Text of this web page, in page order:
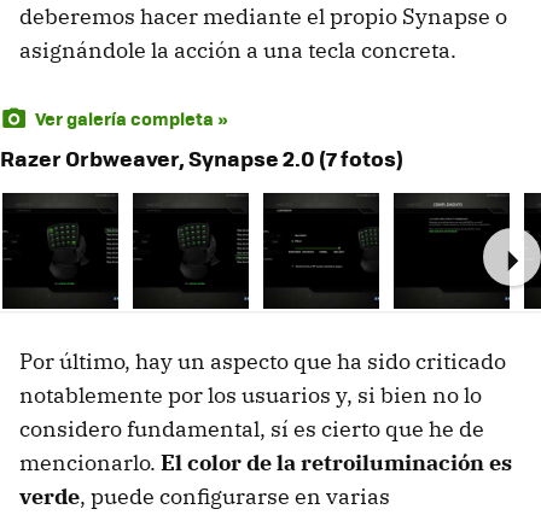
deberemos hacer mediante el propio Synapse o
asignándole la acción a una tecla concreta.
Ver galería completa »
Razer Orbweaver, Synapse 2.0 (7 fotos)
Por último, hay un aspecto que ha sido criticado
notablemente por los usuarios y, si bien no lo
considero fundamental, sí es cierto que he de
mencionarlo. El color de la retroiluminación es
verde, puede configurarse en varias